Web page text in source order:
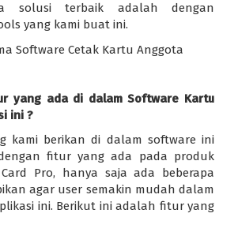
solusi terbaik adalah dengan
yang kami buat ini.
yang ada di dalam Software Kartu
ini ?
kami berikan di dalam software ini
fitur yang ada pada produk
Pro, hanya saja ada beberapa
agar user semakin mudah dalam
ini. Berikut ini adalah fitur yang